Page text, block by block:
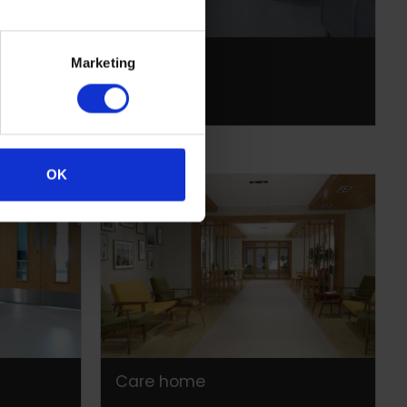
Marketing
OK
Kitchen
Care home